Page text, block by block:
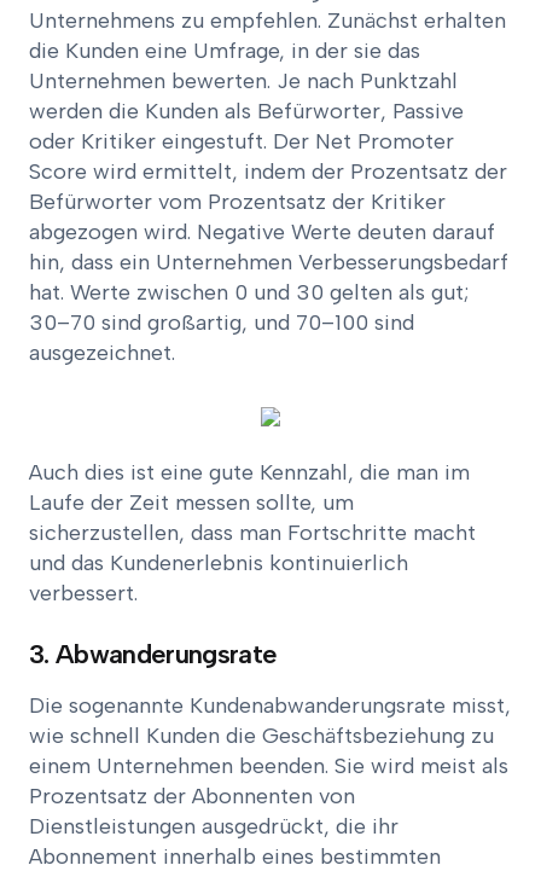
Unternehmens zu empfehlen. Zunächst erhalten
die Kunden eine Umfrage, in der sie das
Unternehmen bewerten. Je nach Punktzahl
werden die Kunden als Befürworter, Passive
oder Kritiker eingestuft. Der Net Promoter
Score wird ermittelt, indem der Prozentsatz der
Befürworter vom Prozentsatz der Kritiker
abgezogen wird. Negative Werte deuten darauf
hin, dass ein Unternehmen Verbesserungsbedarf
hat. Werte zwischen 0 und 30 gelten als gut;
30–70 sind großartig, und 70–100 sind
ausgezeichnet.
Auch dies ist eine gute Kennzahl, die man im
Laufe der Zeit messen sollte, um
sicherzustellen, dass man Fortschritte macht
und das Kundenerlebnis kontinuierlich
verbessert.
3. Abwanderungsrate
Die sogenannte Kundenabwanderungsrate misst,
wie schnell Kunden die Geschäftsbeziehung zu
einem Unternehmen beenden. Sie wird meist als
Prozentsatz der Abonnenten von
Dienstleistungen ausgedrückt, die ihr
Abonnement innerhalb eines bestimmten